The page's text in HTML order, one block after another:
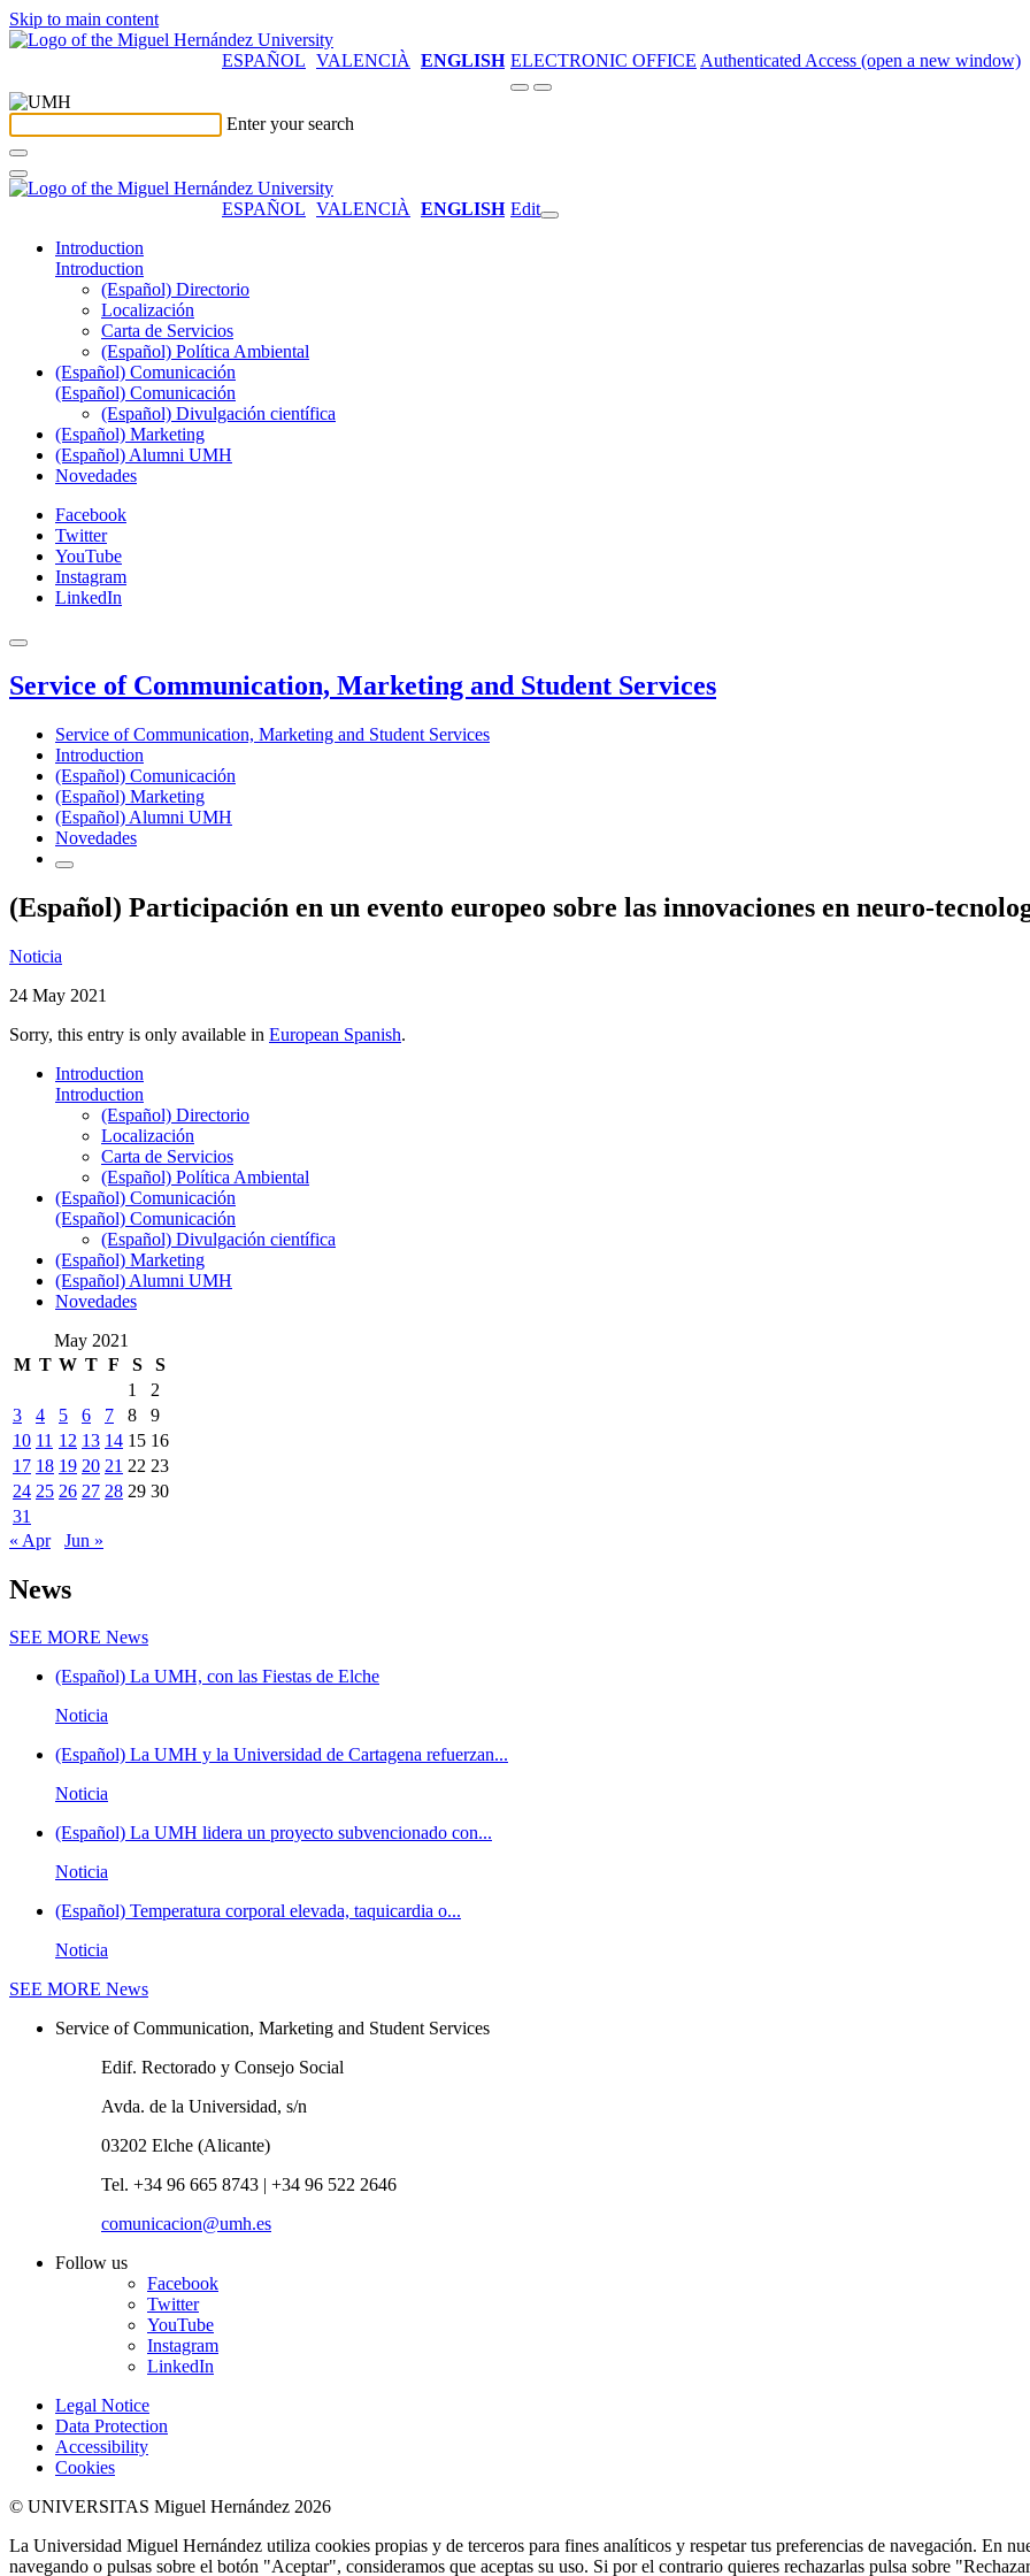
Skip to main content
ESPAÑOL VALENCIÀ ENGLISH ELECTRONIC OFFICE Authenticated Access (open a new window)
Enter your search
ESPAÑOL VALENCIÀ ENGLISH Edit
Introduction
Introduction
(Español) Directorio
Localización
Carta de Servicios
(Español) Política Ambiental
(Español) Comunicación
(Español) Comunicación
(Español) Divulgación científica
(Español) Marketing
(Español) Alumni UMH
Novedades
Facebook
Twitter
YouTube
Instagram
LinkedIn
Service of Communication, Marketing and Student Services
Service of Communication, Marketing and Student Services
Introduction
(Español) Comunicación
(Español) Marketing
(Español) Alumni UMH
Novedades
(Español) Participación en un evento europeo sobre las innovaciones en neuro-
Noticia
24 May 2021
Sorry, this entry is only available in European Spanish.
Introduction
Introduction
(Español) Directorio
Localización
Carta de Servicios
(Español) Política Ambiental
(Español) Comunicación
(Español) Comunicación
(Español) Divulgación científica
(Español) Marketing
(Español) Alumni UMH
Novedades
May 2021
M T W T F S
S
1
2
3
4 5 6 7 8
9
10 11 12 13 14 15 16
17 18 19 20 21 22 23
24 25 26 27 28 29 30
31
« Apr
Jun »
News
SEE MORE News
(Español) La UMH, con las Fiestas de Elche
Noticia
(Español) La UMH y la Universidad de Cartagena refuerzan...
Noticia
(Español) La UMH lidera un proyecto subvencionado con...
Noticia
(Español) Temperatura corporal elevada, taquicardia o...
Noticia
SEE MORE News
Service of Communication, Marketing and Student Services
Edif. Rectorado y Consejo Social
Avda. de la Universidad, s/n
03202 Elche (Alicante)
Tel. +34 96 665 8743 | +34 96 522 2646
comunicacion@umh.es
Follow us
Facebook
Twitter
YouTube
Instagram
LinkedIn
Legal Notice
Data Protection
Accessibility
Cookies
© UNIVERSITAS Miguel Hernández 2026
La Universidad Miguel Hernández utiliza cookies propias y de terceros para fines analíticos y respetar tus preferencias de navegación. En
navegando o pulsas sobre el botón "Aceptar", consideramos que aceptas su uso. Si por el contrario quieres rechazarlas pulsa sobre